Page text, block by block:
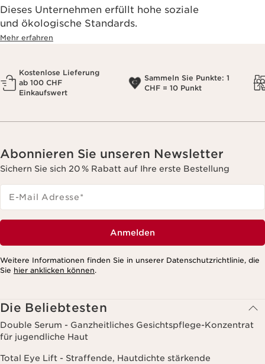
Dieses Unternehmen erfüllt hohe soziale
und ökologische Standards.
Mehr erfahren
Kostenlose Lieferung
ab 100 CHF
Einkaufswert
Sammeln Sie Punkte: 1
CHF = 10 Punkt
Abonnieren Sie unseren Newsletter
Sichern Sie sich 20 % Rabatt auf Ihre erste Bestellung
E-Mail Adresse*
Anmelden
Weitere Informationen finden Sie in unserer Datenschutzrichtlinie, die
Sie hier anklicken können.
Die Beliebtesten
Double Serum - Ganzheitliches Gesichtspflege-Konzentrat
für jugendliche Haut
Total Eye Lift - Straffende, Hautdichte stärkende